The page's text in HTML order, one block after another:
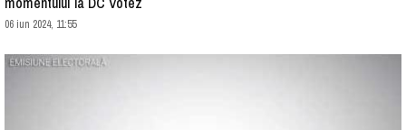
06 iun 2024, 11:55